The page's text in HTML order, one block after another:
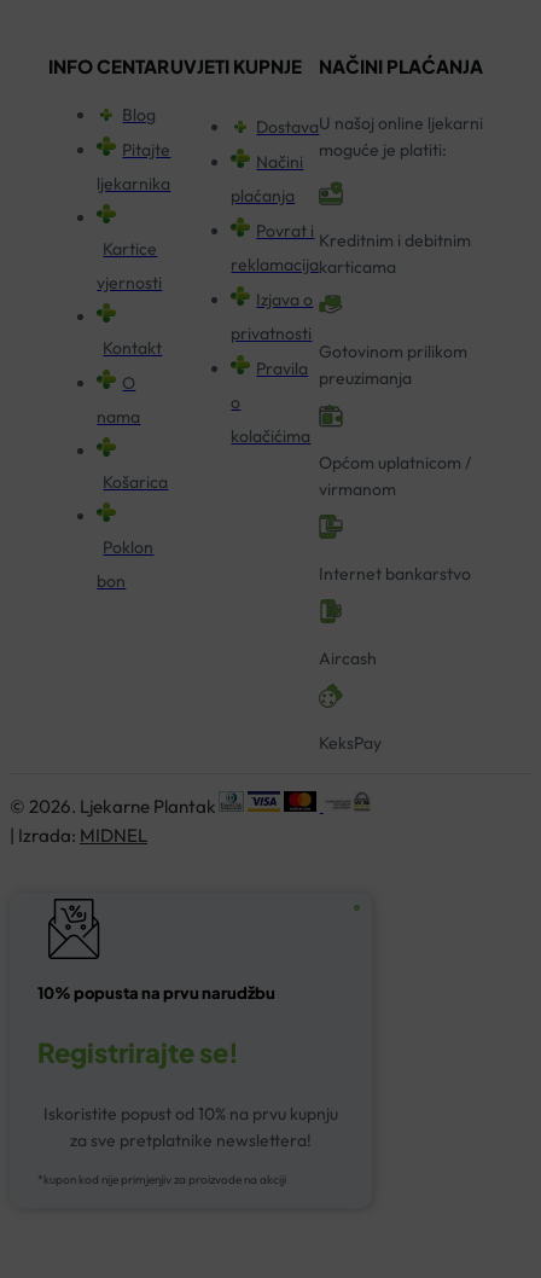
INFO CENTAR
Blog
Pitajte
ljekarnika
Kartice
vjernosti
Kontakt
O
nama
Košarica
Poklon
bon
UVJETI KUPNJE
Dostava
Načini
plaćanja
Povrat i
reklamacija
Izjava o
privatnosti
Pravila
o
kolačićima
NAČINI PLAĆANJA
U našoj online ljekarni
moguće je platiti:
Kreditnim i debitnim
karticama
Gotovinom prilikom
preuzimanja
Općom uplatnicom /
virmanom
Internet bankarstvo
Aircash
KeksPay
© 2026. Ljekarne Plantak
| Izrada: MIDNEL
10% popusta na prvu narudžbu
Registrirajte se!
Iskoristite popust od 10% na prvu kupnju
za sve pretplatnike newslettera!
*kupon kod nije primjenjiv za proizvode na akciji